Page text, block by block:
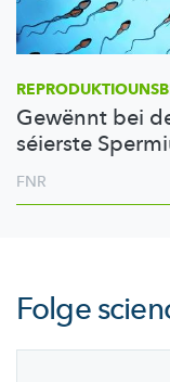
Gewënnt bei
séierste
FNR
Folge